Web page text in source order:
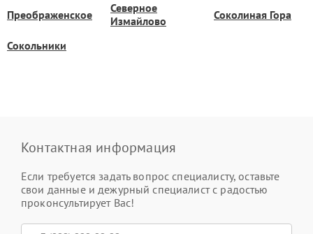
Преображенское
Северное
Измайлово
Соколиная Гора
Сокольники
Контактная информация
Если требуется задать вопрос специалисту, оставьте
свои данные и дежурный специалист с радостью
проконсультирует Вас!